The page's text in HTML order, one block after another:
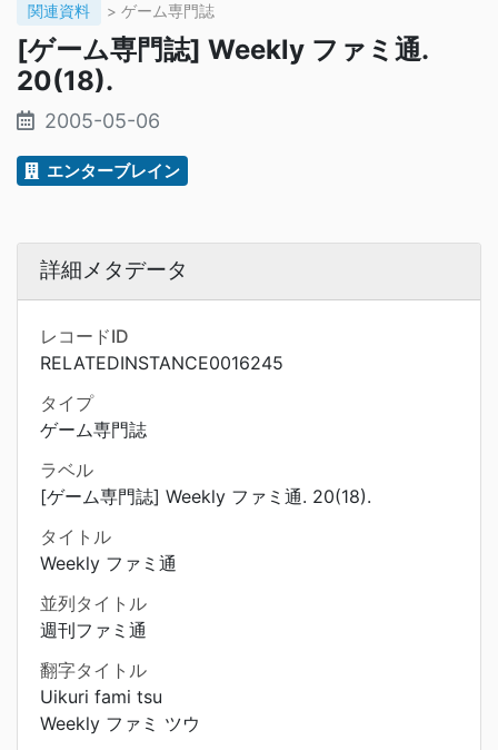
関連資料 > ゲーム専門誌
[ゲーム専門誌] Weekly ファミ通.
20(18).
2005-05-06
エンターブレイン
詳細メタデータ
レコードID
RELATEDINSTANCE0016245
タイプ
ゲーム専門誌
ラベル
[ゲーム専門誌] Weekly ファミ通. 20(18).
タイトル
Weekly ファミ通
並列タイトル
週刊ファミ通
翻字タイトル
Uikuri fami tsu
Weekly ファミ ツウ